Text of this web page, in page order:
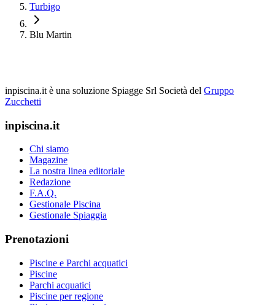
Turbigo
Blu Martin
inpiscina.it è una soluzione Spiagge Srl Società del Gruppo
Zucchetti
inpiscina.it
Chi siamo
Magazine
La nostra linea editoriale
Redazione
F.A.Q.
Gestionale Piscina
Gestionale Spiaggia
Prenotazioni
Piscine e Parchi acquatici
Piscine
Parchi acquatici
Piscine per regione